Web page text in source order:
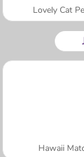
Lovely Cat
Hawaii